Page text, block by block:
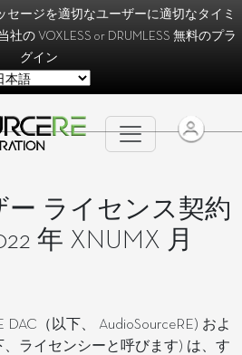
セージを適切なユーザーに適切なタイミ
社の VOXLESS or DRUMLESS 無料のプラ
グイン
ー ライセンス契約
年 XNUMX 月
DAC（以下、 AudioSourceRE) およ
ライセンシーと呼びます) は、す